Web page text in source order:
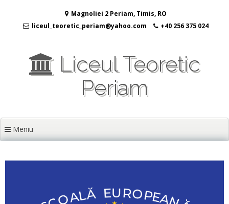
conținut
Magnoliei 2 Periam, Timis, RO
liceul_teoretic_periam@yahoo.com
+40 256 375 024
Liceul Teoretic
Periam
Meniu